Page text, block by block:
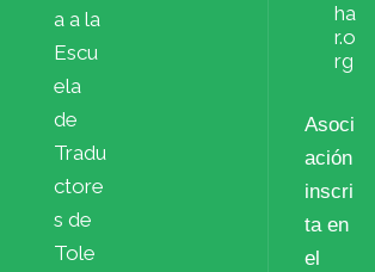
a a la
Escu
ela
de
Tradu
ctore
s de
Tole
ha
r.o
rg
Asoci
ación
inscri
ta en
el